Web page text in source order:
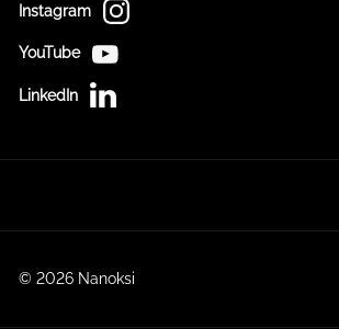
Instagram
YouTube
LinkedIn
© 2026 Nanoksi